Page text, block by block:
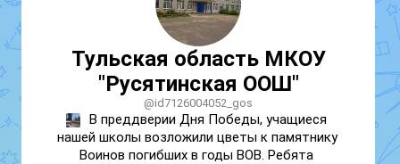
Тульская область МКОУ
"Русятинская ООШ"
@id7126004052_gos
В преддверии Дня Победы, учащиеся
нашей школы возложили цветы к памятнику
Воинов погибших в годы ВОВ. Ребята